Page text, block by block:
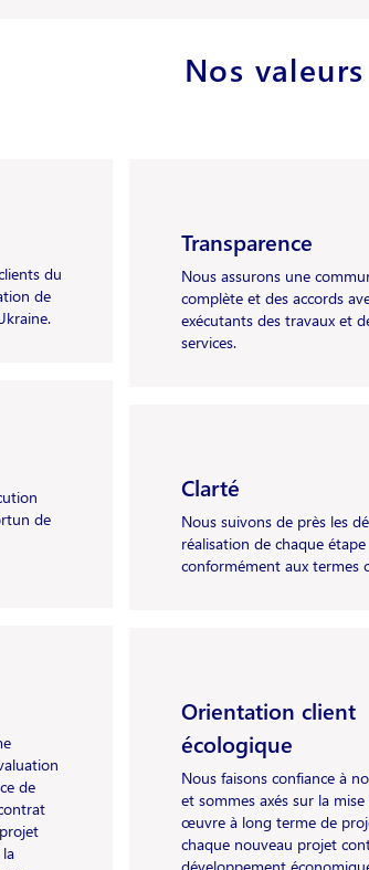
Nos
du
de
de
de
Transparence
Nous assurons une
complète et des accords
exécutants des travaux et
services.
Clarté
Nous suivons de près les
réalisation de chaque étape
conformément aux termes
Orientation client
écologique
Nous faisons confiance à
et sommes axés sur la mise
œuvre à long terme de
chaque nouveau projet